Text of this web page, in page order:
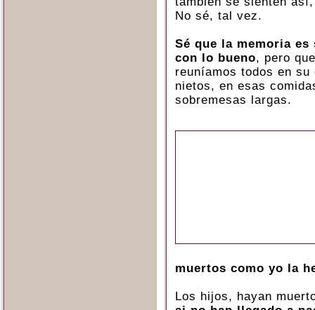
No sé, tal vez.
Sé que la memoria
con lo bueno, pero
reuníamos todos en
nietos, en esas
sobremesas largas.
muertos como yo la
Los hijos, hayan